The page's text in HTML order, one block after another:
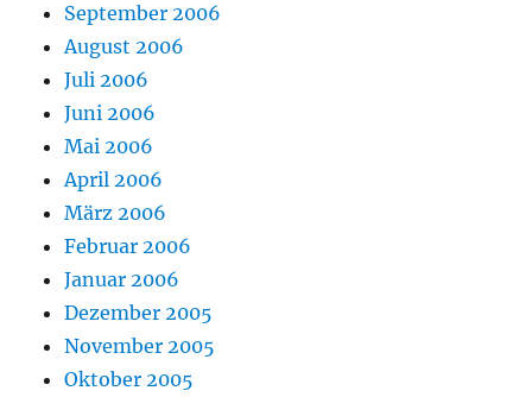
September 2006
August 2006
Juli 2006
Juni 2006
Mai 2006
April 2006
März 2006
Februar 2006
Januar 2006
Dezember 2005
November 2005
Oktober 2005